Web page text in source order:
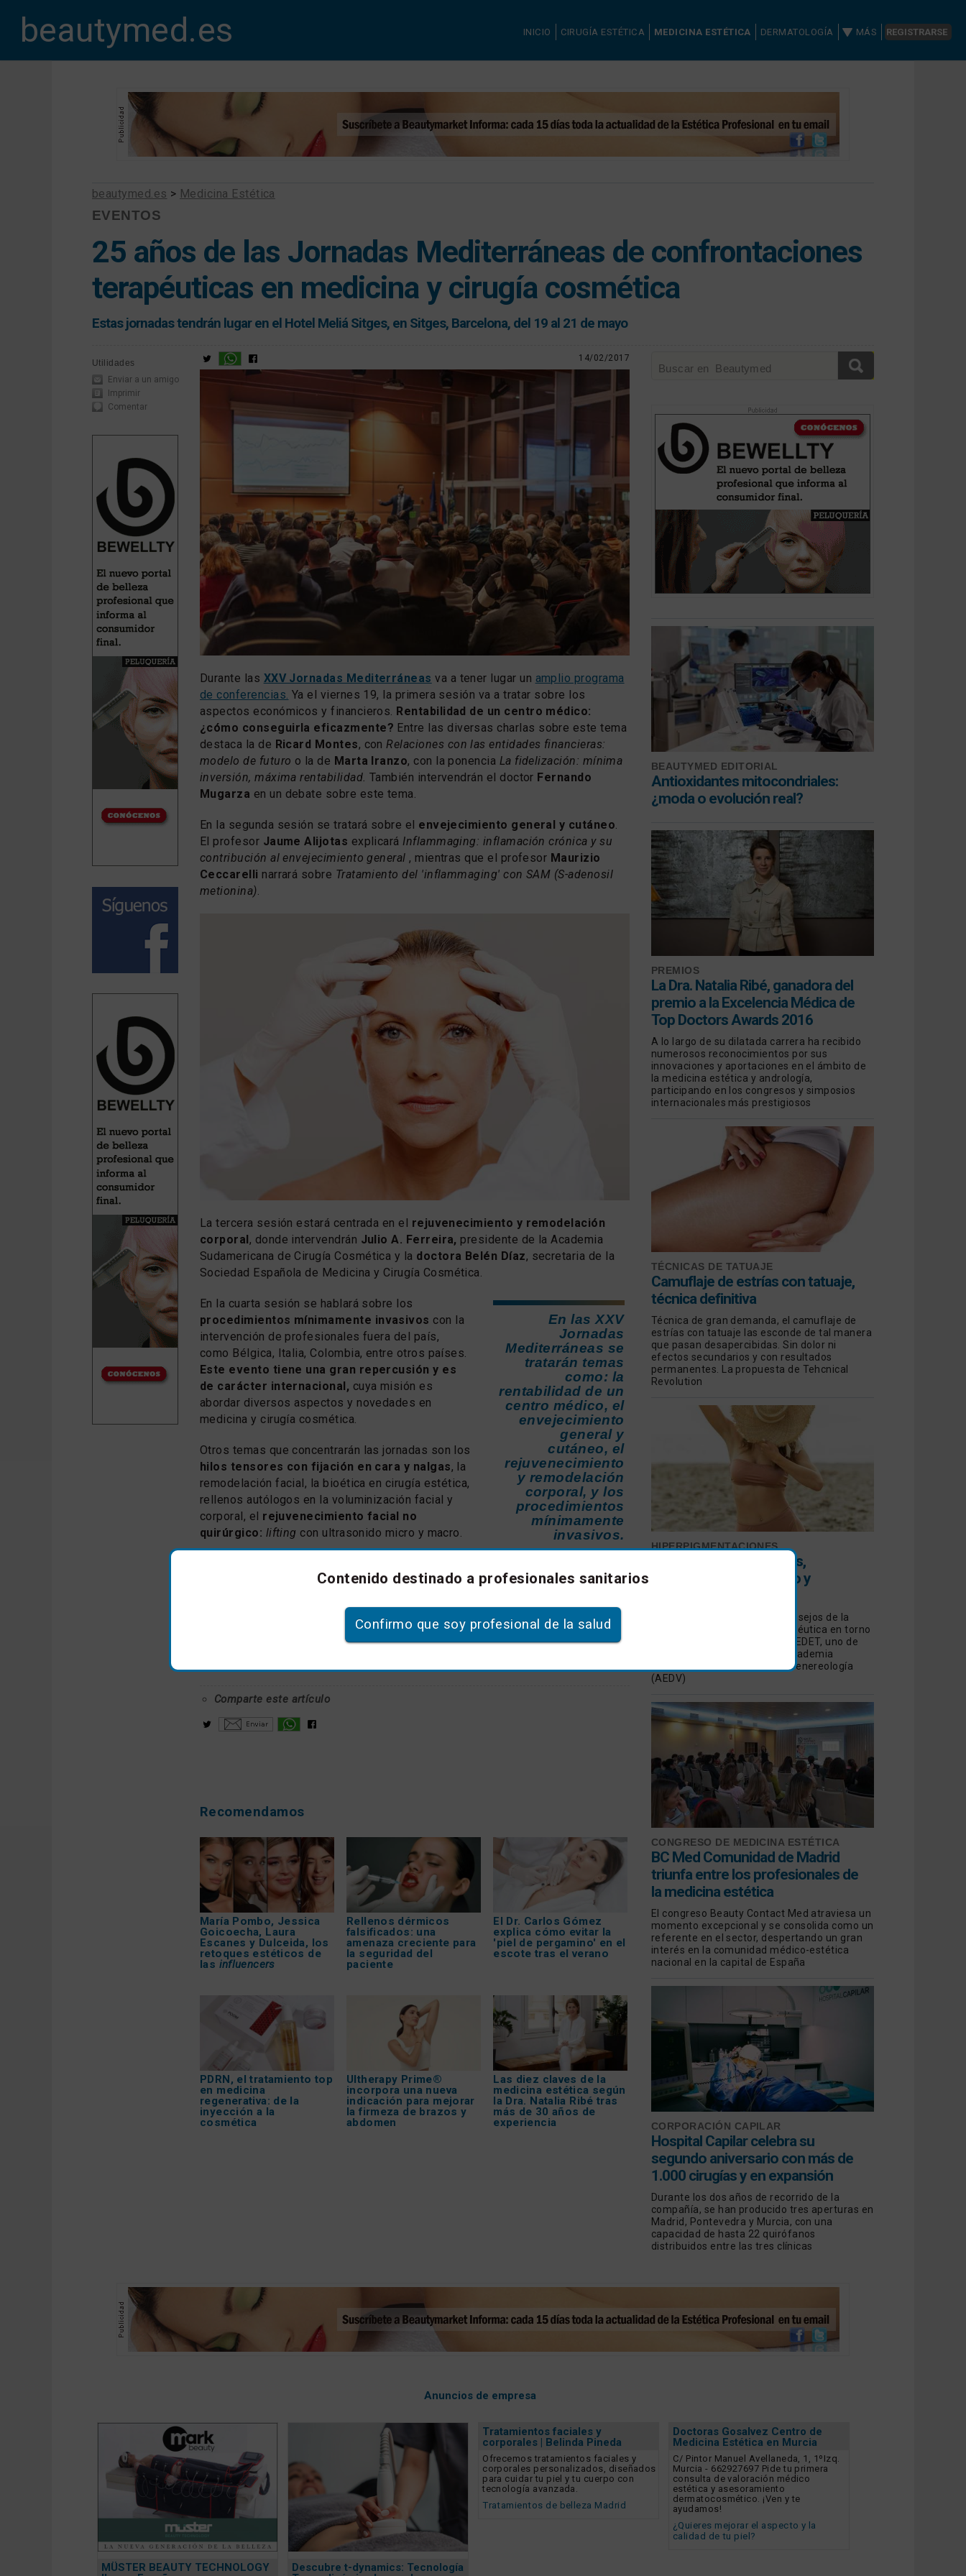
beautymed.es INICIO CIRUGÍA ESTÉTICA MEDICINA ESTÉTICA DERMATOLOGÍA MÁS REGISTRARSE
beautymed.es > Medicina Estética
EVENTOS
25 años de las Jornadas Mediterráneas de confrontaciones
terapéuticas en medicina y cirugía cosmética
Estas jornadas tendrán lugar en el Hotel Meliá Sitges, en Sitges, Barcelona, del 19 al 21 de mayo
Utilidades
Enviar a un amigo
Imprimir
Comentar
BEAUTYMED EDITORIAL
Antioxidantes mitocondriales:
¿moda o evolución real?
PREMIOS
La Dra. Natalia Ribé, ganadora del
premio a la Excelencia Médica de
Top Doctors Awards 2016
A lo largo de su dilatada carrera ha recibido
numerosos reconocimientos por sus
innovaciones y aportaciones en el ámbito de
la medicina estética y andrología,
participando en los congresos y simposios
internacionales más prestigiosos
TÉCNICAS DE TATUAJE
Camuflaje de estrías con tatuaje,
técnica definitiva
Técnica de gran demanda, el camuflaje de
estrías con tatuaje las esconde de tal manera
que pasan desapercibidas. Sin dolor ni
efectos secundarios y con resultados
permanentes. La propuesta de Tehcnical
Revolution
HIPERPIGMENTACIONES
Todo sobre las manchas,
prevención, diagnóstico y
Revisamos las opiniones y consejos de la
Dermatología Estética y Terapéutica en torno
a las manchas de manos de GEDET, uno de
los Grupos de Trabajo de la Academia
Española de Dermatología y Venereología
(AEDV)
CONGRESO DE MEDICINA ESTÉTICA
BC Med Comunidad de Madrid
triunfa entre los profesionales de
la medicina estética
El congreso Beauty Contact Med atraviesa un
momento excepcional y se consolida como un
referente en el sector, despertando un gran
interés en la comunidad médico-estética
nacional en la capital de España
CORPORACIÓN CAPILAR
Hospital Capilar celebra su
segundo aniversario con más de
1.000 cirugías y en expansión
Durante los dos años de recorrido de la
compañía, se han producido tres aperturas en
Madrid, Pontevedra y Murcia, con una
capacidad de hasta 22 quirófanos
distribuidos entre las tres clínicas
14/02/2017
Durante las XXV Jornadas Mediterráneas va a tener lugar un amplio programa
de conferencias. Ya el viernes 19, la primera sesión va a tratar sobre los
aspectos económicos y financieros. Rentabilidad de un centro médico:
¿cómo conseguirla eficazmente? Entre las diversas charlas sobre este tema
destaca la de Ricard Montes, conRelaciones con las entidades financieras:
modelo de futuro o la de Marta Iranzo, con la ponencia La fidelización: mínima
inversión, máxima rentabilidad. También intervendrán el doctor Fernando
Mugarza en un debate sobre este tema.
En la segunda sesión se tratará sobre el envejecimiento general y cutáneo.
El profesor Jaume Alijotas explicaráInflammaging: inflamación crónica y su
contribución al envejecimiento general, mientras que el profesor Maurizio
Ceccarelli narrará sobre Tratamiento del 'inflammaging' con SAM (S-adenosil
metionina).
La tercera sesión estará centrada en el rejuvenecimiento y remodelación
corporal, donde intervendrán Julio A. Ferreira, presidente de la Academia
Sudamericana de Cirugía Cosmética y la doctora Belén Díaz, secretaria de la
Sociedad Española de Medicina y Cirugía Cosmética.
En las XXV
Jornadas
Mediterráneas se
tratarán temas
como: la
rentabilidad de un
centro médico, el
envejecimiento
general y
cutáneo, el
rejuvenecimiento
y remodelación
corporal, y los
procedimientos
mínimamente
invasivos.
En la cuarta sesión se hablará sobre los
procedimientos mínimamente invasivos con la
intervención de profesionales fuera del país,
como Bélgica, Italia, Colombia, entre otros países.
Este evento tiene una gran repercusión y es
de carácter internacional, cuya misión es
abordar diversos aspectos y novedades en
medicina y cirugía cosmética.
Otros temas que concentrarán las jornadas son los
hilos tensores con fijación en cara y nalgas, la
remodelación facial, la bioética en cirugía estética,
rellenos autólogos en la voluminización facial y
corporal, el rejuvenecimiento facial no
quirúrgico: lifting con ultrasonido micro y macro.
Comparte este artículo
Recomendamos
María Pombo, Jessica
Goicoecha, Laura
Escanes y Dulceida, los
retoques estéticos de
las influencers
Rellenos dérmicos
falsificados: una
amenaza creciente para
la seguridad del
paciente
El Dr. Carlos Gómez
explica cómo evitar la
'piel de pergamino' en el
escote tras el verano
PDRN, el tratamiento top
en medicina
regenerativa: de la
inyección a la
cosmética
Ultherapy Prime®
incorpora una nueva
indicación para mejorar
la firmeza de brazos y
abdomen
Las diez claves de la
medicina estética según
la Dra. Natalia Ribé tras
más de 30 años de
experiencia
Anuncios de empresa
MÜSTER BEAUTY TECHNOLOGY
Descubre t-dynamics: Tecnología
Tratamientos faciales y
corporales | Belinda Pineda
Ofrecemos tratamientos faciales y
corporales personalizados, diseñados
para cuidar tu piel y tu cuerpo con
tecnología avanzada.
Tratamientos de belleza Madrid
Doctoras Gosalvez Centro de
Medicina Estética en Murcia
C/ Pintor Manuel Avellaneda, 1, 1ºIzq.
Murcia - 662927697 Pide tu primera
consulta de valoración médico
estética y asesoramiento
dermatocosmético. ¡Ven y te
ayudamos!
¿Quieres mejorar el aspecto y la
calidad de tu piel?
Contenido destinado a profesionales sanitarios
Confirmo que soy profesional de la salud